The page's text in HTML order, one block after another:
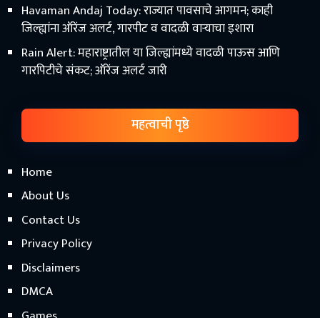
Havaman Andaj Today: राज्यात पावसाचे आगमन; काही
जिल्ह्यांना ऑरेंज अलर्ट, गारपीट व वादळी वाऱ्याचा इशारा
Rain Alert: महाराष्ट्रातील या जिल्ह्यांमध्ये वादळी पाऊस आणि
गारपिटीचे संकट; ऑरेंज अलर्ट जारी
महत्वाची पृष्ठे
Home
About Us
Contact Us
Privacy Policy
Disclaimers
DMCA